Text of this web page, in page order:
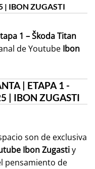
| IBON ZUGASTI
1 – Škoda Titan
de Youtube Ibon
| ETAPA 1 -
| IBON ZUGASTI
son de exclusiva
Ibon Zugastiy
pensamiento de